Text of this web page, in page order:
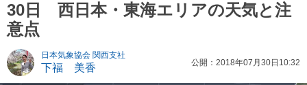
30日 西日本・東海エリアの天気と注
意点
日本気象協会 関西支社
下福 美香 公開：2018年07月30日10:32